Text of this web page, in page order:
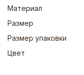
Материал
Размер
Размер упаковки
Цвет